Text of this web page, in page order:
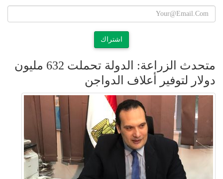
اشتراك
متحدث الزراعة: الدولة تحملت 632 مليون
دولار لتوفير أعلاف الدواجن